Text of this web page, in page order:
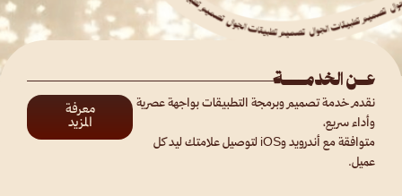
عـن الخدمـــة
نقدم خدمة تصميم وبرمجة التطبيقات بواجهة عصرية
وأداء سريع،
متوافقة مع أندرويد وiOS لتوصيل علامتك ليد كل
عميل.
معرفة
المزيد